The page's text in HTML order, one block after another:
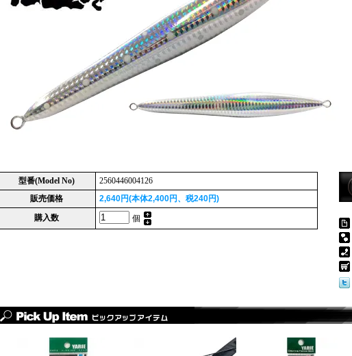
型番(Model No)
2560446004126
販売価格
2,640円(本体2,400円、税240円)
購入数
個